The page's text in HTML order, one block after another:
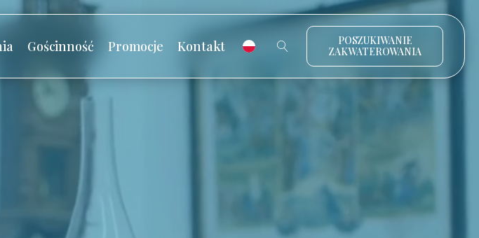
Gościnność Promocje Kontakt
POSZUKIWANIE
ZAKWATEROWANIA